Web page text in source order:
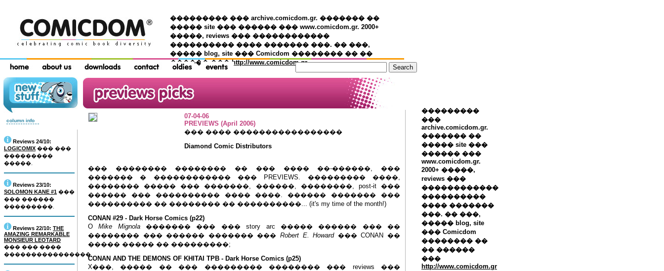
��������� ��� archive.comicdom.gr. ������� ��
����� site ��� ������ ��� www.comicdom.gr. 2000+
�����, reviews ��� ������������
���������� ���� ������� ���. �� ���,
����� blog, site ��� Comicdom �������� �� ��
������ ��� http://www.comicdom.gr
���������
���
archive.comicdom.gr.
������� ��
����� site ���
������ ���
www.comicdom.gr.
2000+ �����,
reviews ���
������������
����������
���� �������
���. �� ���,
����� blog, site
��� Comicdom
�������� ��
�� ������
���
http://www.comicdom.gr
column info
Reviews 24/10:
LOGICOMIX ��� ���
���������
�����.
Reviews 23/10:
SOLOMON KANE #1 ���
��� ������
���������.
Reviews 22/10: THE
AMAZING REMARKABLE
MONSIEUR LEOTARD
��� ��� ����
����������������.
07-04-06
PREVIEWS (April 2006)
��� ���� �����������������
Diamond Comic Distributors
��� �������� �������� �� ��� ���� ��-������, ���
������� � ������������ ��� PREVIEWS. ��������� ����,
�������� ����� ��� �������, ������, ��������, post-it ���
������ ��� ���������� ���� ����. ������ ������� ���
���������� �� �������� �� ����������... (it's my time of the month!)
CONAN #29 - Dark Horse Comics (p22)
OMike Mignola������� ��� ��� story arc ����� ������ ��� ��
�������� ��� ������ ������� ��� Robert E. Howard��� CONAN ��
����� ����� �� ���������;
CONAN AND THE DEMONS OF KHITAI TPB - Dark Horse Comics (p25)
X���, ����� �� ��� ��������� �������� ��� reviews ���